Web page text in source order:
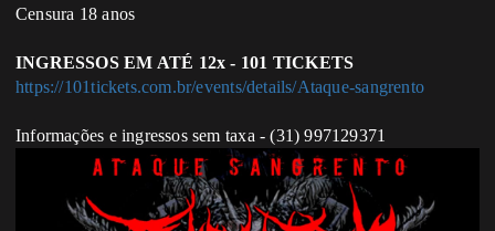
Censura 18 anos
INGRESSOS EM ATÉ 12x - 101 TICKETS
https://101tickets.com.br/events/details/Ataque-sangrento
Informações e ingressos sem taxa - (31) 997129371